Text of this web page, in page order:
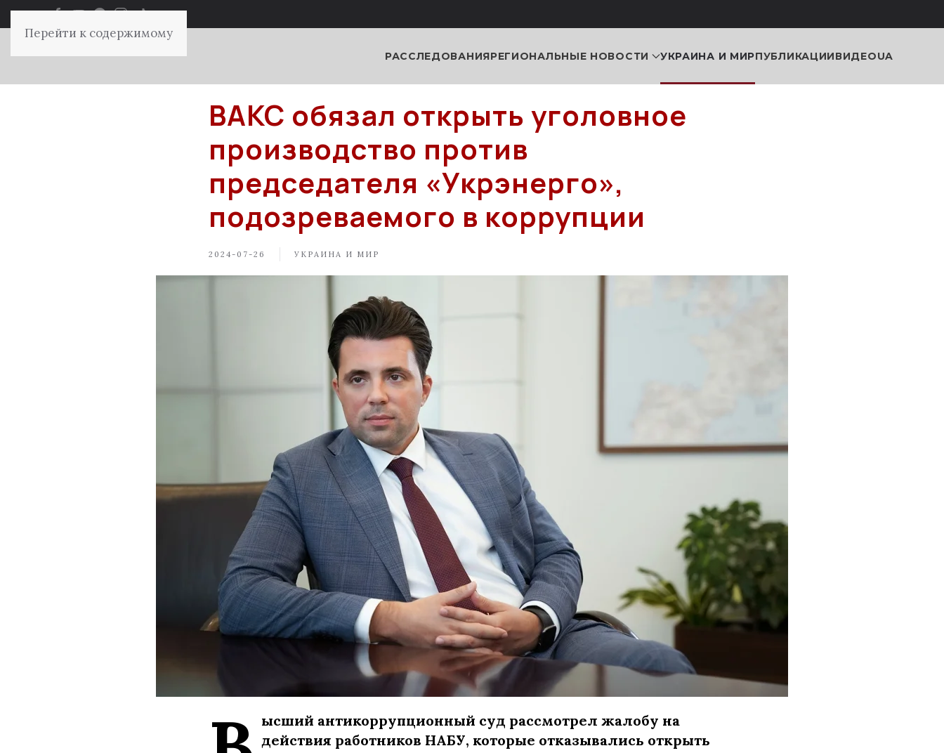
Перейти к содержимому
РАССЛЕДОВАНИЯРЕГИОНАЛЬНЫЕ НОВОСТИ УКРАИНА И МИРПУБЛИКАЦИИВИДЕОUA
ВАКС обязал открыть уголовное
производство против
председателя «Укрэнерго»,
подозреваемого в коррупции
2024-07-26 УКРАИНА И МИР
ысший антикоррупционный суд рассмотрел жалобу на
действия работников НАБУ, которые отказывались открыть